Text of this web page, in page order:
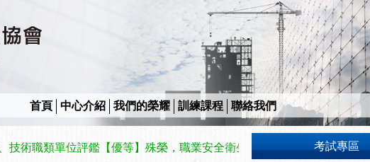
首頁 中心介紹 我們的榮耀 訓練課程 聯絡我們
類單位評鑑【優等】殊榮，職業安全衛生教育訓練品質有保障。
息 補課及測驗時間將另行通知
判斷正確性！
息 補課及測驗時間將另行通知
擇好困難！快來祐昕學院官網看看吧！
考試專區